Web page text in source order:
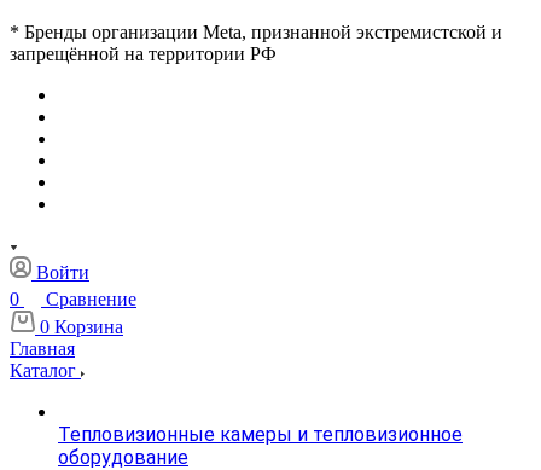
* Бренды организации Meta, признанной экстремистской и
запрещённой на территории РФ
Войти
0
Сравнение
0 Корзина
Главная
Каталог
Тепловизионные камеры и тепловизионное
оборудование